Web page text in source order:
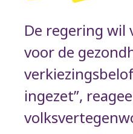
De regering wil
voor de
ingezet”,